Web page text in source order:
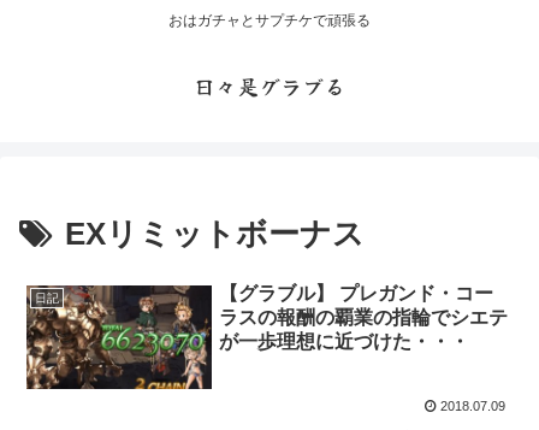
おはガチャとサプチケで頑張る
日々是グラブる
EXリミットボーナス
日記
【グラブル】 プレガンド・コー
ラスの報酬の覇業の指輪でシエテ
が一歩理想に近づけた・・・
2018.07.09